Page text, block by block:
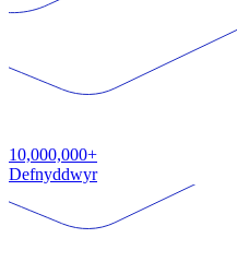
10,000,000+
Defnyddwyr